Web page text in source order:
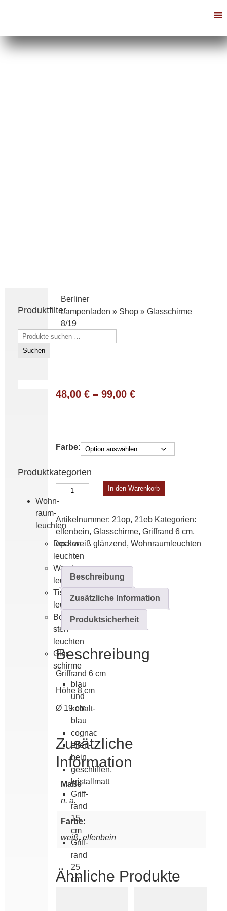
Produktfilter
Suchen
nach:
Suchen
Produktkategorien
Wohn­
raum­
leuchten
Decken­
leuchten
Wand­
leuchten
Tisch­
leuchten
Boden­
steh­
leuchten
Glas­­
schirme
blau
und
kobalt­
blau
cognac
elfen­
bein
geschliffen,
kristallmatt
Griff­
rand
15
cm
Griff­
rand
25
cm
Berliner
Lampenladen » Shop» Glasschirme
8/19
48,00 €– 99,00 €
Farbe:
Glasschirme
8/19
In den Warenkorb
Artikelnummer: 21op, 21eb Kategorien:
elfen­bein, Glas­­schirme, Griffrand 6 cm,
opal weiß glänzend, Wohn­raum­leuchten
Beschreibung
Zusätzliche Information
Produktsicherheit
Beschreibung
Griffrand 6 cm
Höhe 8 cm
Ø 19 cm
Zusätzliche
Information
Maße
n. a.
Farbe:
weiß, elfenbein
Ähnliche Produkte